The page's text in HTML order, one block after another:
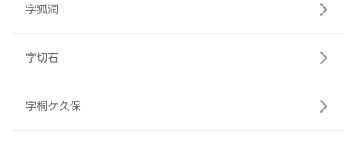
字狐洞
字切石
字桐ケ久保